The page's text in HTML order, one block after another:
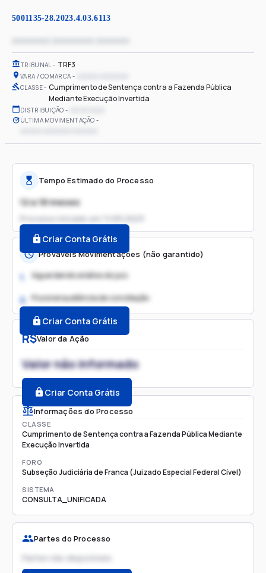
5001135-28.2023.4.03.6113
TRIBUNAL TRF3
VARA / COMARCA
CLASSE
Cumprimento de Sentença contra a Fazenda Pública
Mediante Execução Invertida
DISTRIBUIÇÃO
ÚLTIMA MOVIMENTAÇÃO
R$Valor da Ação
Valor não informado
Criar Conta Grátis
Informações do Processo
CLASSE
Cumprimento de Sentença contra a Fazenda Pública Mediante
Execução Invertida
FORO
Subseção Judiciária de Franca (Juizado Especial Federal Cível)
SISTEMA
CONSULTA_UNIFICADA
Partes do Processo
Partes não disponíveis
Tempo Estimado do Processo
12 a 18 meses
Processo iniciado em
Criar Conta Grátis
Prováveis Movimentações (não garantido)
1. Aguardando análise do juiz
2. Possível audiência de conciliação
Criar Conta Grátis